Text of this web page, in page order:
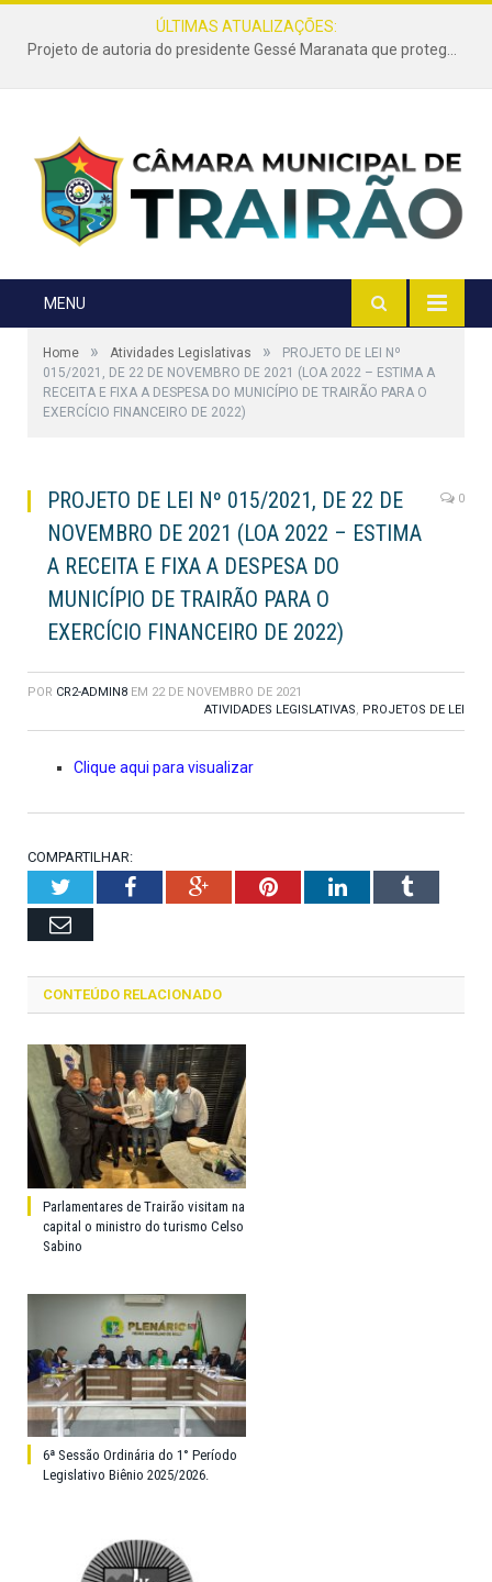
ÚLTIMAS ATUALIZAÇÕES:
Projeto de autoria do presidente Gessé Maranata que protege as estradas vicinais de Trairão é transformado em lei
MENU
Home » Atividades Legislativas »
PROJETO DE LEI Nº
015/2021, DE 22 DE NOVEMBRO DE 2021 (LOA 2022 – ESTIMA A
RECEITA E FIXA A DESPESA DO MUNICÍPIO DE TRAIRÃO PARA O
EXERCÍCIO FINANCEIRO DE 2022)
PROJETO DE LEI Nº 015/2021, DE 22 DE
NOVEMBRO DE 2021 (LOA 2022 – ESTIMA
A RECEITA E FIXA A DESPESA DO
MUNICÍPIO DE TRAIRÃO PARA O
EXERCÍCIO FINANCEIRO DE 2022)
0
POR CR2-ADMIN8 EM 22 DE NOVEMBRO DE 2021
ATIVIDADES LEGISLATIVAS, PROJETOS DE LEI
Clique aqui para visualizar
COMPARTILHAR:
TwitterFacebookGoogle+PinterestLinkedInTumblr
Email
CONTEÚDO RELACIONADO
Parlamentares de Trairão visitam na
capital o ministro do turismo Celso
Sabino
6ª Sessão Ordinária do 1° Período
Legislativo Biênio 2025/2026.